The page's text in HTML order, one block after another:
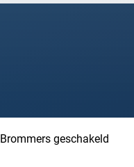
Brommers geschakeld